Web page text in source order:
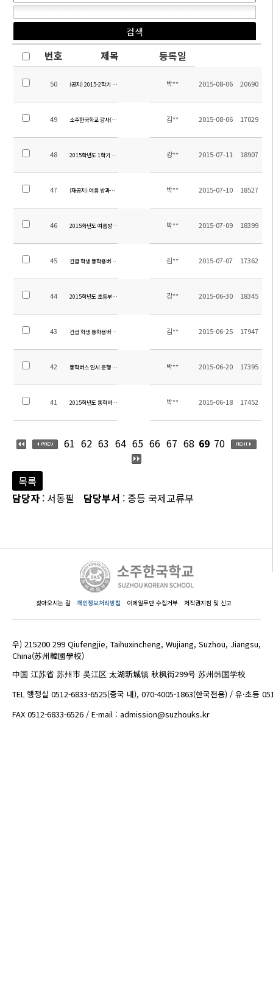
번호 제목 등록일
50 (공지) 2015-2학기 학생 통학버스 노선 공지 박** 2015-08-06 20690
49 소주한국학교 강사(중국어) 채용 공고 김** 2015-08-06 17029
48 2015학년도 1학기 소주한국학교만족도조사 결과
강** 2015-07-11 18907
47 (재공지) 여름 방과후수업 원구 방향 노선 재 안내
박** 2015-07-10 18527
46 2015학년도 여름방학 방과후수업 통학차량 안내
박** 2015-07-09 18399
45 긴급 학생 통학용버스 증차 임차 용역업체 선정 재공고
김** 2015-07-07 17362
44 2015학년도 초등부 신.편입학 운영계획 강** 2015-06-30 18345
43 긴급 학생 통학용버스(증차) 임차 용역업체 선정 공고
김** 2015-06-25 17947
42 통학버스 임시 운행 노선 재 공지 박** 2015-06-20 17395
41 2015학년도 통학버스 임시운행 노선 실시 안내박** 2015-06-18 17452
61 62 63 64 65 66 67 68 69 70
목록
담당자 : 서동필 담당부서 : 중등 국제교류부
찾아오시는 길 개인정보처리방침 이메일무단 수집거부 저작권지침 및 신고
우) 215200 299 Qiufengjie, Taihuxincheng, Wujiang, Suzhou, Jiangsu,
China(苏州韓國學校)
中国 江苏省 苏州市 吴江区 太湖新城镇 秋枫街299号 苏州韩国学校
TEL 행정실 0512-6833-6525(중국 내), 070-4005-1863(한국전용) / 유·초등
FAX 0512-6833-6526 / E-mail : admission@suzhouks.kr